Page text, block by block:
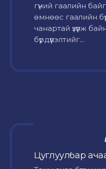
гүний гаалийн
өмнөөс гаалийн
чанартай үзүүлж
бүрдүүлэлтийг...
Цуглуулбар